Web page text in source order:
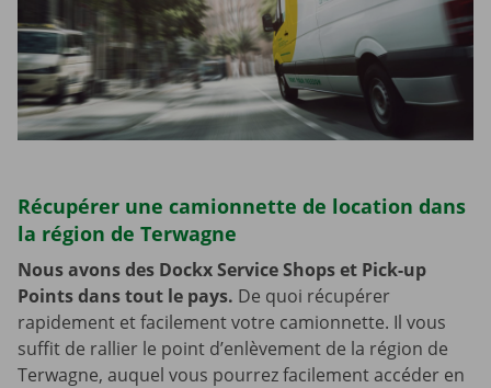
Récupérer une camionnette de location dans
la région de Terwagne
Nous avons des Dockx Service Shops et Pick-up
Points dans tout le pays. De quoi récupérer
rapidement et facilement votre camionnette. Il vous
suffit de rallier le point d’enlèvement de la région de
Terwagne, auquel vous pourrez facilement accéder en